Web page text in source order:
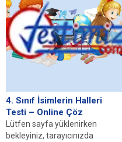
4. Sınıf İsimlerin Halleri
Testi – Online Çöz
Lütfen sayfa yüklenirken
bekleyiniz, tarayıcınızda